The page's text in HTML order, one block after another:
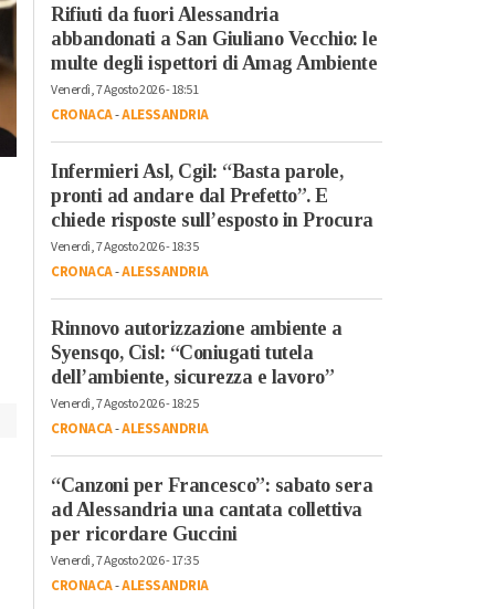
Venerdì, 7 Agosto 2026 - 12:29
Cronaca -Alessandria
Motoraduno
Madonnina dei
Centauri: il
Moto Club
Alessandria
Allerta gialla per
temporali e
grandinate in serata
Rifiuti da fuori Alessandria
abbandonati a San Giuliano Vecchio: le
multe degli ispettori di Amag Ambiente
Venerdì, 7 Agosto 2026 - 18:51
CRONACA-ALESSANDRIA
Infermieri Asl, Cgil: “Basta parole,
pronti ad andare dal Prefetto”. E
chiede risposte sull’esposto in Procura
Venerdì, 7 Agosto 2026 - 18:35
CRONACA-ALESSANDRIA
Rinnovo autorizzazione ambiente a
Syensqo, Cisl: “Coniugati tutela
dell’ambiente, sicurezza e lavoro”
Venerdì, 7 Agosto 2026 - 18:25
CRONACA-ALESSANDRIA
“Canzoni per Francesco”: sabato sera
ad Alessandria una cantata collettiva
per ricordare Guccini
Venerdì, 7 Agosto 2026 - 17:35
CRONACA-ALESSANDRIA